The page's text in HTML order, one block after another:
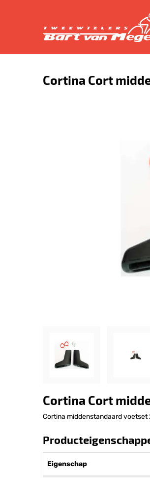
Cortina Cort
Cortina Cort
Cortina middenstandaard
Eigenschap